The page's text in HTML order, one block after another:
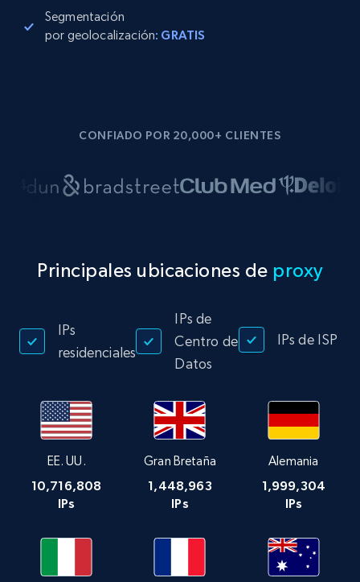
Segmentación
por geolocalización: GRATIS
CONFIADO POR 20,000+ CLIENTES
Principales ubicaciones de proxy
IPs
residenciales
IPs de
Centro de
Datos
IPs de ISP
EE. UU.
10,716,808
IPs
Gran Bretaña
1,448,963
IPs
Alemania
1,999,304
IPs